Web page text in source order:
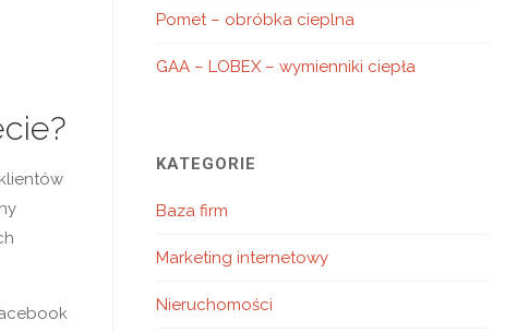
Pomet – obróbka cieplna
GAA – LOBEX – wymienniki ciepła
KATEGORIE
Baza firm
Marketing internetowy
Nieruchomości